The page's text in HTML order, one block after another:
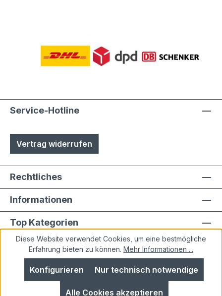
Service-Hotline
Vertrag widerrufen
Rechtliches
Informationen
Top Kategorien
Alle Preise inkl. gesetzl. Mehrwertsteuer zzgl.
Versandkostenund ggf. Nachnahmegebühren, wenn
Diese Website verwendet Cookies, um eine bestmögliche
Erfahrung bieten zu können. Mehr Informationen ...
Nur technisch notwendige
Konfigurieren
Alle Cookies akzeptieren